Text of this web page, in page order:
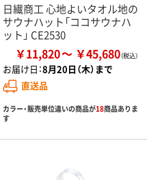
日繊商工 心地よいタオル地の
サウナハット「ココサウナハ
ット」 CE2530
￥11,820 ￥45,680
お届け日：8月20日（木）まで
直送品
カラー・販売単位違いの商品が18商品ありま
す